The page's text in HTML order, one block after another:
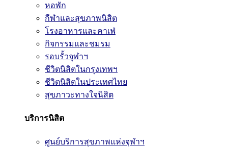
หอพัก
กีฬาและสุขภาพนิสิต
โรงอาหารและคาเฟ่
กิจกรรมและชมรม
รอบรั้วจุฬาฯ
ชีวิตนิสิตในกรุงเทพฯ
ชีวิตนิสิตในประเทศไทย
สุขภาวะทางใจนิสิต
บริการนิสิต
ศูนย์บริการสุขภาพแห่งจุฬาฯ